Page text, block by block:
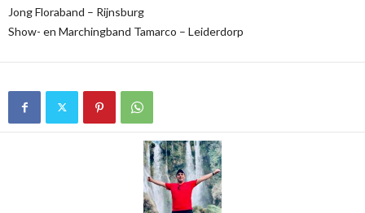
Jong Floraband – Rijnsburg
Show- en Marchingband Tamarco – Leiderdorp